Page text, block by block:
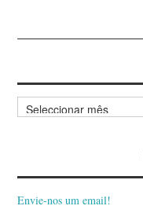
Arquivo
Envie-nos um email!